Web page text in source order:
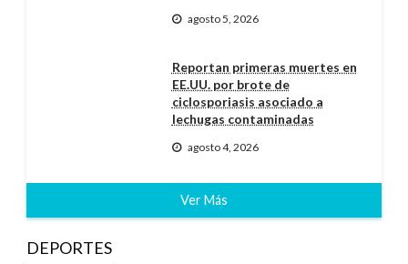
agosto 5, 2026
Reportan primeras muertes en
EE.UU. por brote de
ciclosporiasis asociado a
lechugas contaminadas
agosto 4, 2026
Ver Más
DEPORTES